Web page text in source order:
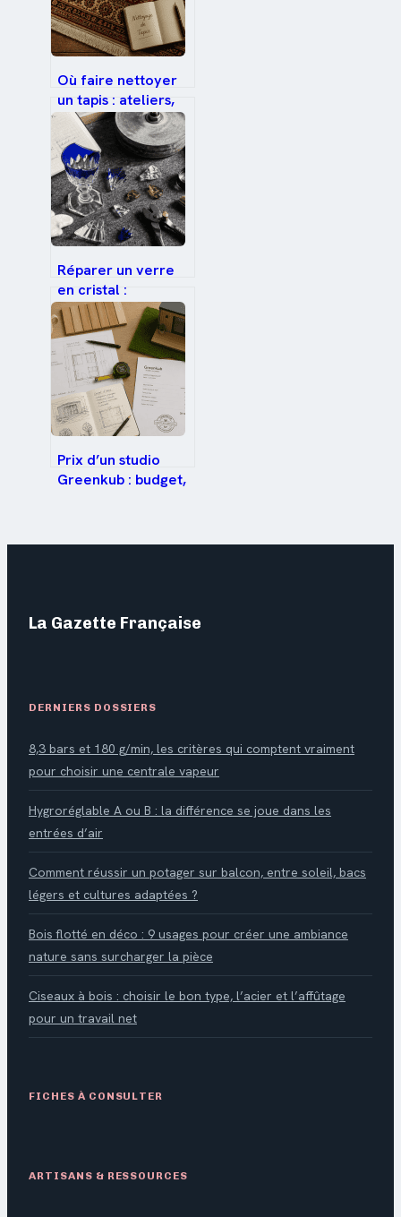
Où faire nettoyer
un tapis : ateliers,
services à domicile
et méthodes
professionnelles
pour un résultat
durable
Réparer un verre
en cristal :
retaillage ou
transformation,
quelle solution
privilégier ?
Prix d’un studio
Greenkub : budget,
La Gazette Française
DERNIERS DOSSIERS
8,3 bars et 180 g/min, les critères qui comptent vraiment
pour choisir une centrale vapeur
Hygroréglable A ou B : la différence se joue dans les
entrées d’air
Comment réussir un potager sur balcon, entre soleil, bacs
légers et cultures adaptées ?
Bois flotté en déco : 9 usages pour créer une ambiance
nature sans surcharger la pièce
Ciseaux à bois : choisir le bon type, l’acier et l’affûtage
pour un travail net
FICHES À CONSULTER
ARTISANS & RESSOURCES